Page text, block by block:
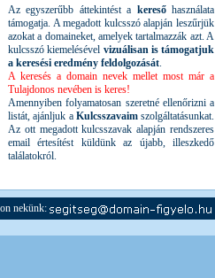
Az egyszerűbb áttekintést a keresőhasználata
támogatja. A megadott kulcsszó alapján leszűrjük
azokat a domaineket, amelyek tartalmazzák azt. A
kulcsszó kiemelésével vizuálisan is támogatjuk
a keresési eredmény feldolgozását.
A keresés a domain nevek mellet most már a
Tulajdonos nevében is keres!
Amennyiben folyamatosan szeretné ellenőrizni a
listát, ajánljuk a Kulcsszavaimszolgáltatásunkat.
Az ott megadott kulcsszavak alapján rendszeres
email értesítést küldünk az újabb, illeszkedő
találatokról.
nekünk: